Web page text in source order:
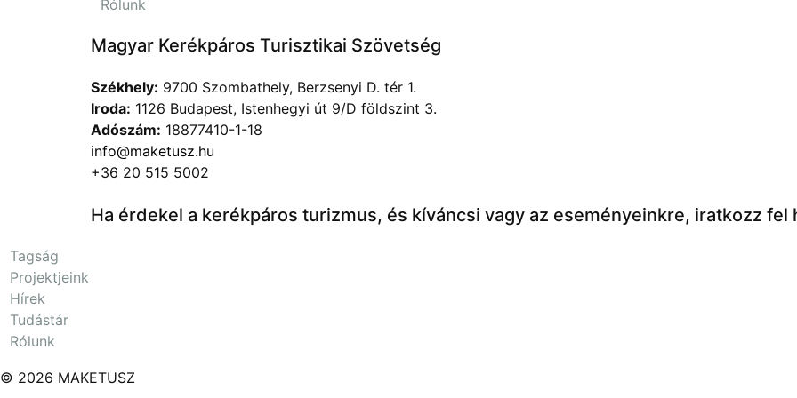
Rólunk
Magyar Kerékpáros Turisztikai Szövetség
Székhely: 9700 Szombathely, Berzsenyi D. tér 1.
Iroda: 1126 Budapest, Istenhegyi út 9/D földszint 3.
Adószám: 18877410-1-18
info@maketusz.hu
+36 20 515 5002
Ha érdekel a kerékpáros turizmus, és kíváncsi vagy az eseményeinkre, iratkozz fel
Tagság
Projektjeink
Hírek
Tudástár
Rólunk
© 2026 MAKETUSZ